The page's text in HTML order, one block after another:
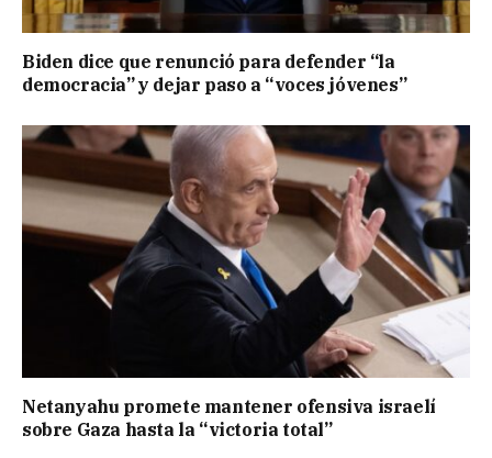
Biden dice que renunció para defender “la
democracia” y dejar paso a “voces jóvenes”
Netanyahu promete mantener ofensiva israelí
sobre Gaza hasta la “victoria total”